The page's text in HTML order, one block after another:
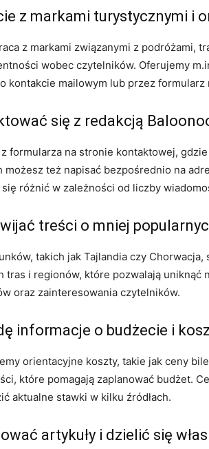
z markami turystycznymi i
z markami związanymi z
wobec czytelników. Oferujemy
kontakcie mailowym lub przez formularz
się z redakcją
formularza na stronie kontaktowej,
też napisać bezpośrednio na
różnić w zależności od liczby
treści o mniej
takich jak Tajlandia czy
tras i regionów, które pozwalają uniknąć
oraz zainteresowania czytelników.
informacje o budżecie i
orientacyjne koszty, takie jak ceny
które pomagają zaplanować budżet.
aktualne stawki w kilku źródłach.
artykuły i dzielić się